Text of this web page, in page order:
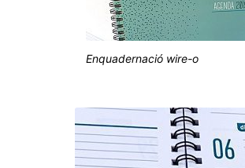
Enquadernació wire-o